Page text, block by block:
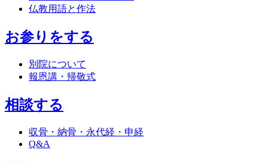
仏教用語と作法
お参りをする
別院について
報恩講・帰敬式
相談する
収骨・納骨・永代経・申経
Q&A